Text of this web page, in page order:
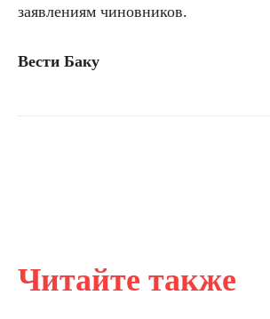
Читайте также
заявлениям чиновников.
Вести Баку